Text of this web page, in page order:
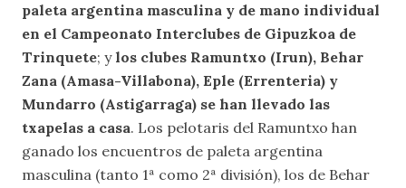
paleta argentina masculina y de mano individual
en el Campeonato Interclubes de Gipuzkoa de
Trinquete; ylos clubes Ramuntxo (Irun), Behar
Zana (Amasa-Villabona), Eple (Errenteria) y
Mundarro (Astigarraga) se han llevado las
txapelas a casa. Los pelotaris del Ramuntxo han
ganado los encuentros de paleta argentina
masculina (tanto 1ª como 2ª división), los de Behar